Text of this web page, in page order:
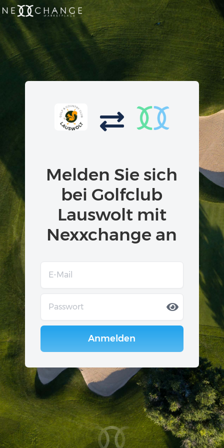
Melden Sie sich
bei Golfclub
Lauswolt mit
Nexxchange an
Anmelden